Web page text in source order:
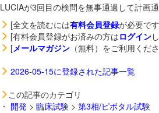
LUCIAが3回目の検問を無事通過して計画
[全文を読むには有料会員登録が必要で
[有料会員登録がお済みの方はログイン
[メールマガジン（無料）をご利用くだ
2026-05-15に登録された記事一覧
この記事のカテゴリ
・ 開発 > 臨床試験> 第3相/ピボタル試験